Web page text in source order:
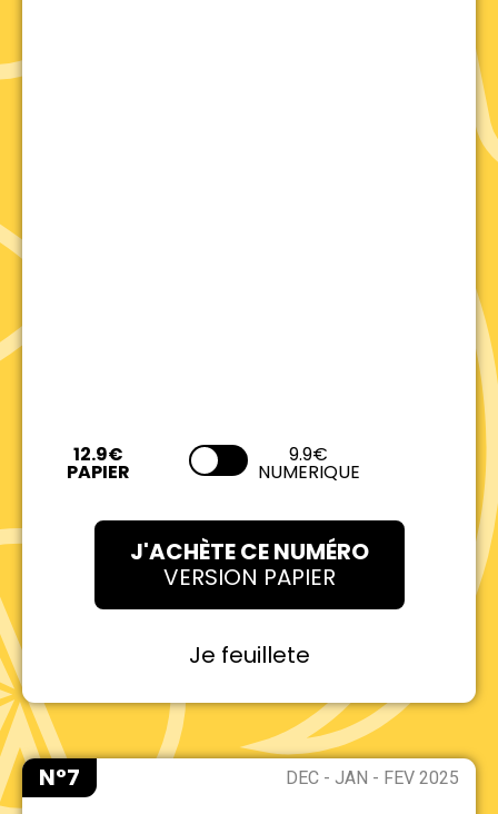
9.9€
NUMERIQUE
J'ACHÈTE CE NUMÉRO
VERSION PAPIER
Je feuillete
N°7 DEC - JAN - FEV 2025